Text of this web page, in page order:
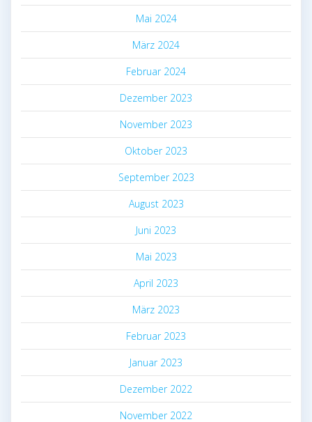
Mai 2024
März 2024
Februar 2024
Dezember 2023
November 2023
Oktober 2023
September 2023
August 2023
Juni 2023
Mai 2023
April 2023
März 2023
Februar 2023
Januar 2023
Dezember 2022
November 2022